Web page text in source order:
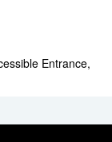
Entrance,